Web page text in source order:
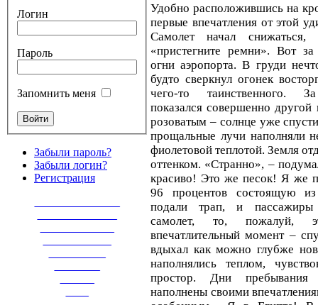
Логин
Пароль
Запомнить меня
Забыли пароль?
Забыли логин?
Регистрация
Удобно расположившись на
первые впечатления от этой
Самолет начал снижаться,
«пристегните ремни». Вот
огни аэропорта. В груди
будто сверкнул огонек
чего-то таинственного.
показался совершенно
розоватым – солнце уже
прощальные лучи наполняли
фиолетовой теплотой. Земля
оттенком. «Странно», –
красиво! Это же песок! Я же
96 процентов состоящую
подали трап, и пассажиры
самолет, то, пожалуй,
впечатлительный момент –
вдыхал как можно глубже
наполнялись теплом,
простор. Дни
наполнены своими